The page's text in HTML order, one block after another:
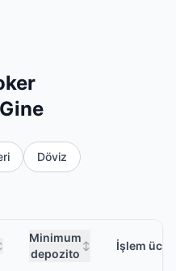
Döviz
Minimum
depozito
↕ İşlem